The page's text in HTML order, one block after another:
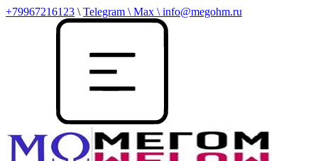
+79967216123 \ Telegram \ Max \ info@megohm.ru